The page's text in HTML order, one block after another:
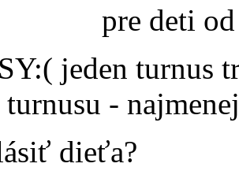
pre deti
( jeden turnus
-
dieťa?